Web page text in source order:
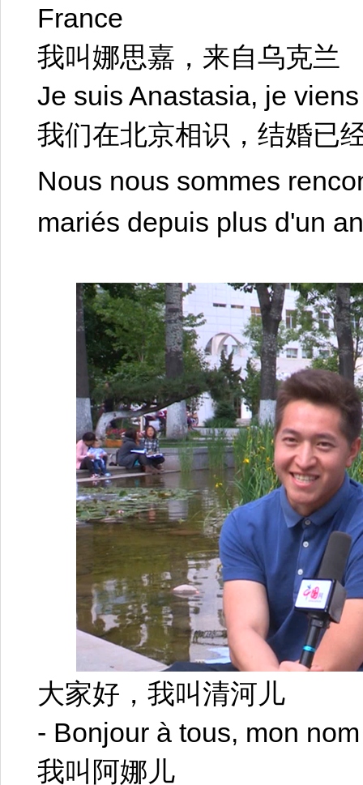
France
我叫娜思嘉，来自乌克兰
Je suis Anastasia, je
我们在北京相识，结婚已
Nous nous sommes
mariés depuis plus d'un
大家好，我叫清河儿
- Bonjour à tous, mon
我叫阿娜儿